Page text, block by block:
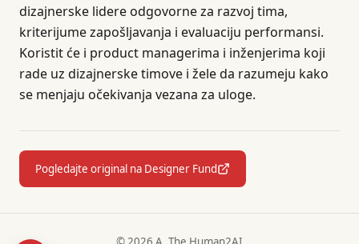
dizajnerske lidere odgovorne za razvoj tima,
kriterijume zapošljavanja i evaluaciju performansi.
Koristit će i product managerima i inženjerima koji
rade uz dizajnerske timove i žele da razumeju kako
se menjaju očekivanja vezana za uloge.
Pogledajte original na Designer Fund